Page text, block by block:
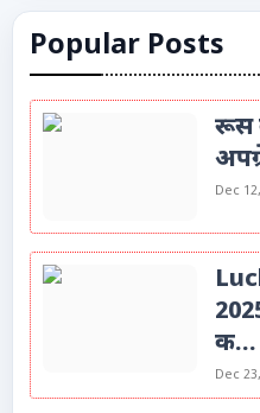
Popular Posts
रूस
Dec
क...
Dec